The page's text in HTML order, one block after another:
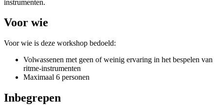
instrumenten.
Voor wie
Voor wie is deze workshop bedoeld:
Volwassenen met geen of weinig ervaring in het bespelen van
ritme-instrumenten
Maximaal 6 personen
Inbegrepen